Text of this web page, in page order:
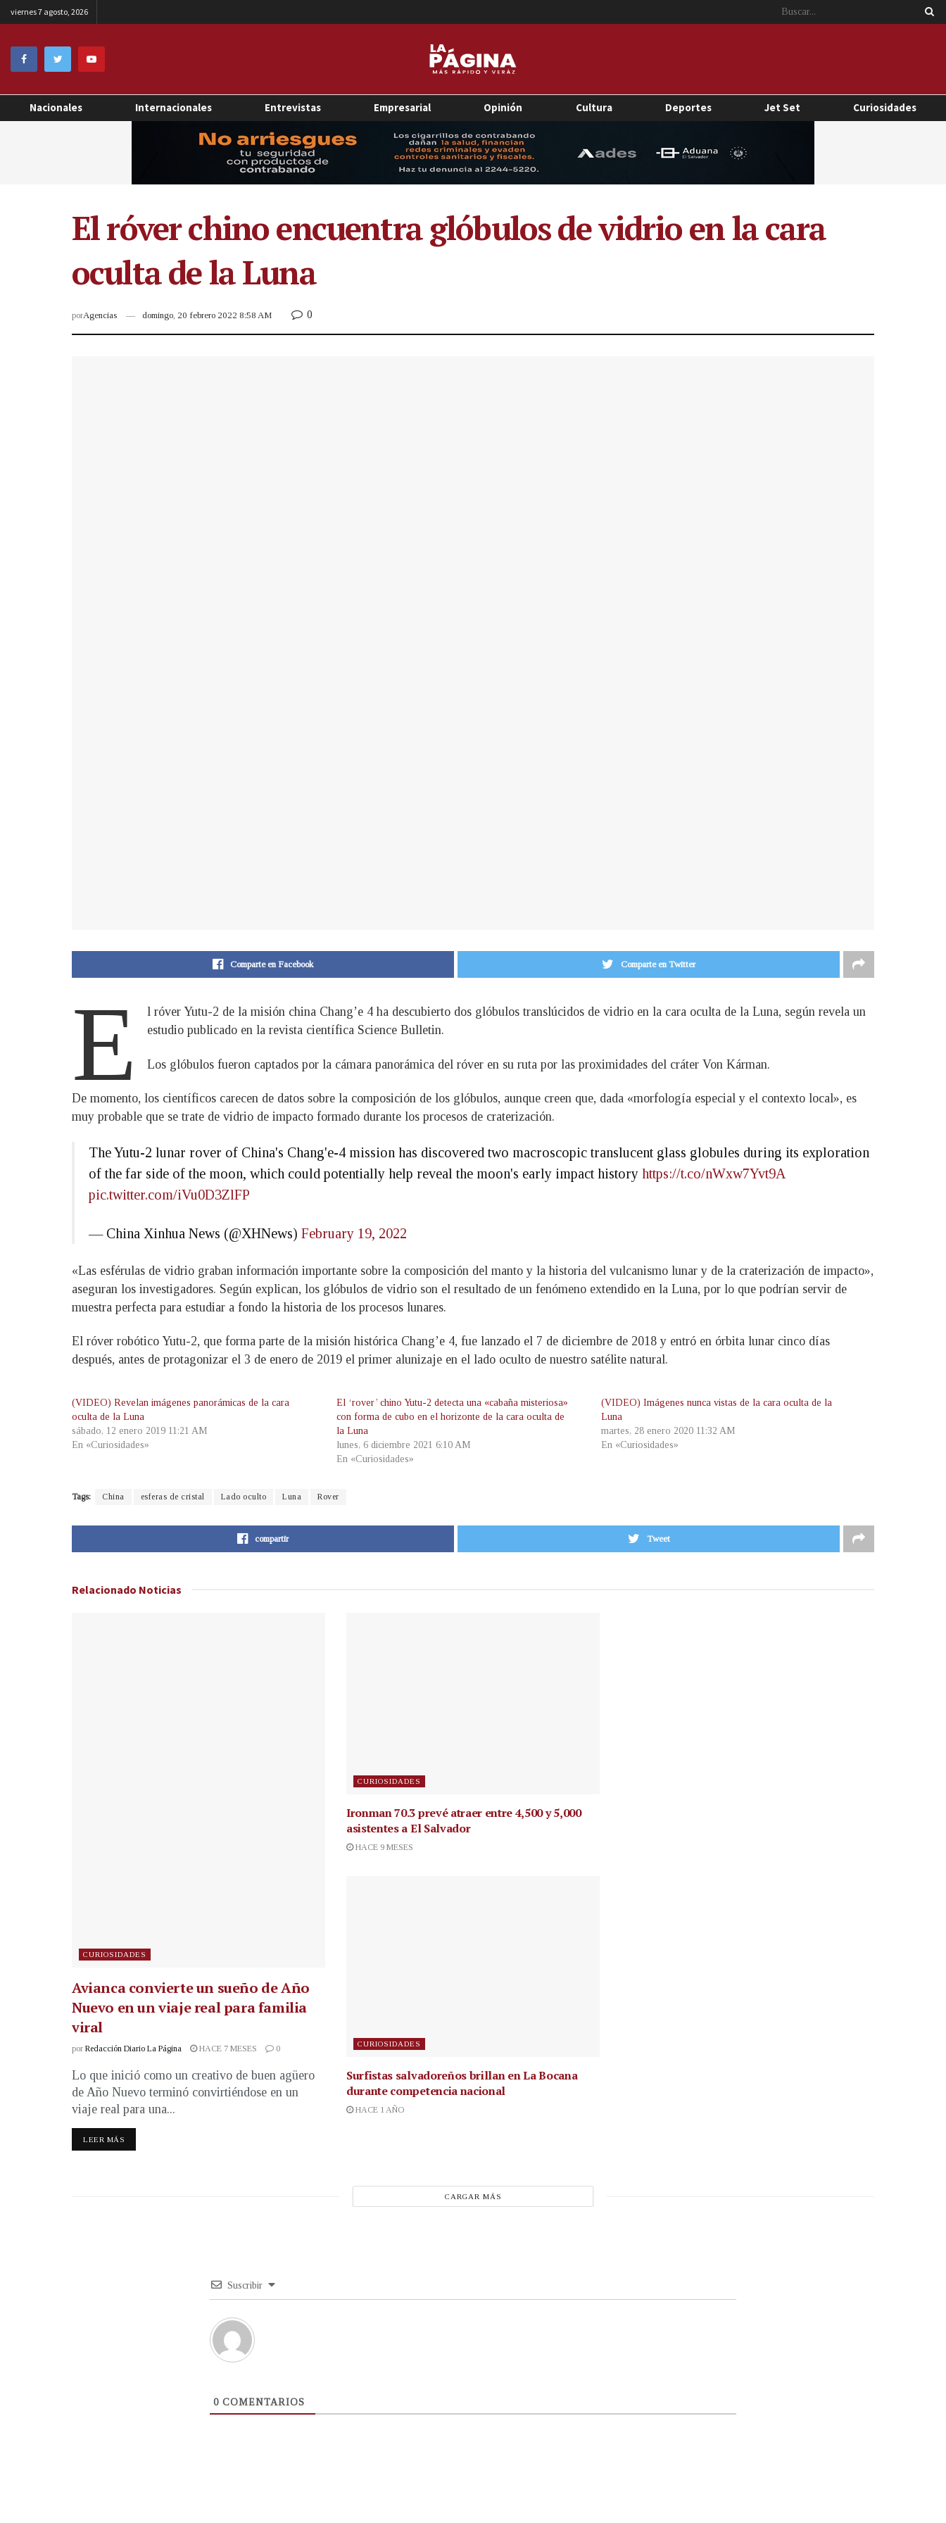
viernes 7 agosto, 2026
Nacionales Internacionales Entrevistas Empresarial Opinión Cultura Deportes Jet Set Curiosidades
El róver chino encuentra glóbulos de vidrio en la cara
oculta de la Luna
porAgencias domingo, 20 febrero 2022 8:58 AM 0
Comparte en Facebook Comparte en Twitter
E
l róver Yutu-2 de la misión china Chang’e 4 ha descubierto dos glóbulos translúcidos de vidrio en la cara oculta de la Luna, según revela un
estudio publicado en la revista científica Science Bulletin.
Los glóbulos fueron captados por la cámara panorámica del róver en su ruta por las proximidades del cráter Von Kárman.
De momento, los científicos carecen de datos sobre la composición de los glóbulos, aunque creen que, dada «morfología especial y el contexto local», es
muy probable que se trate de vidrio de impacto formado durante los procesos de craterización.
The Yutu-2 lunar rover of China's Chang'e-4 mission has discovered two macroscopic translucent glass globules during its exploration
of the far side of the moon, which could potentially help reveal the moon's early impact history https://t.co/nWxw7Yvt9A
pic.twitter.com/iVu0D3ZlFP
— China Xinhua News (@XHNews) February 19, 2022
«Las esférulas de vidrio graban información importante sobre la composición del manto y la historia del vulcanismo lunar y de la craterización de impacto»,
aseguran los investigadores. Según explican, los glóbulos de vidrio son el resultado de un fenómeno extendido en la Luna, por lo que podrían servir de
muestra perfecta para estudiar a fondo la historia de los procesos lunares.
El róver robótico Yutu-2, que forma parte de la misión histórica Chang’e 4, fue lanzado el 7 de diciembre de 2018 y entró en órbita lunar cinco días
después, antes de protagonizar el 3 de enero de 2019 el primer alunizaje en el lado oculto de nuestro satélite natural.
(VIDEO) Revelan imágenes panorámicas de la cara
oculta de la Luna
sábado, 12 enero 2019 11:21 AM
En «Curiosidades»
El ‘rover’ chino Yutu-2 detecta una «cabaña misteriosa»
con forma de cubo en el horizonte de la cara oculta de
la Luna
lunes, 6 diciembre 2021 6:10 AM
En «Curiosidades»
(VIDEO) Imágenes nunca vistas de la cara oculta de la
Luna
martes, 28 enero 2020 11:32 AM
En «Curiosidades»
Tags: China esferas de cristal Lado oculto Luna Rover
compartir Tweet
Relacionado Noticias
CURIOSIDADES
Avianca convierte un sueño de Año
Nuevo en un viaje real para familia
viral
por Redacción Diario La Página HACE 7 MESES 0
Lo que inició como un creativo de buen agüero
de Año Nuevo terminó convirtiéndose en un
viaje real para una...
LEER MÁS
CURIOSIDADES
Ironman 70.3 prevé atraer entre 4,500 y 5,000
asistentes a El Salvador
HACE 9 MESES
CURIOSIDADES
Surfistas salvadoreños brillan en La Bocana
durante competencia nacional
HACE 1 AÑO
CARGAR MÁS
Suscribir
0 COMENTARIOS